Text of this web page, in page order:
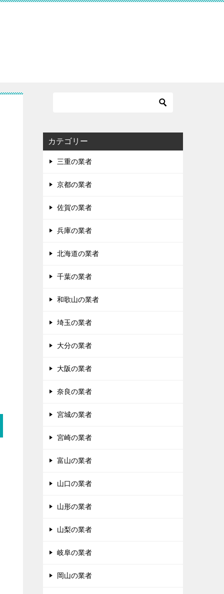
カテゴリー
三重の業者
京都の業者
佐賀の業者
兵庫の業者
北海道の業者
千葉の業者
和歌山の業者
埼玉の業者
大分の業者
大阪の業者
奈良の業者
宮城の業者
宮崎の業者
富山の業者
山口の業者
山形の業者
山梨の業者
岐阜の業者
岡山の業者